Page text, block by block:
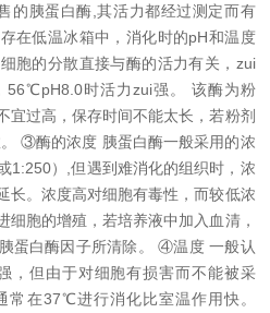
的胰蛋白酶,其活力都经过测定而有
在低温冰箱中，消化时的pH和温度
胞的分散直接与酶的活力有关，zui
56℃pH8.0时活力zui强。 该酶为粉
宜过高，保存时间不能太长，若粉剂
。③酶的浓度 胰蛋白酶一般采用的浓
1:250）,但遇到难消化的组织时，浓
长。浓度高对细胞有毒性，而较低浓
细胞的增殖，若培养液中加入血清，
蛋白酶因子所清除。④温度 一般认
，但由于对细胞有损害而不能被采
在37℃进行消化比室温作用快。